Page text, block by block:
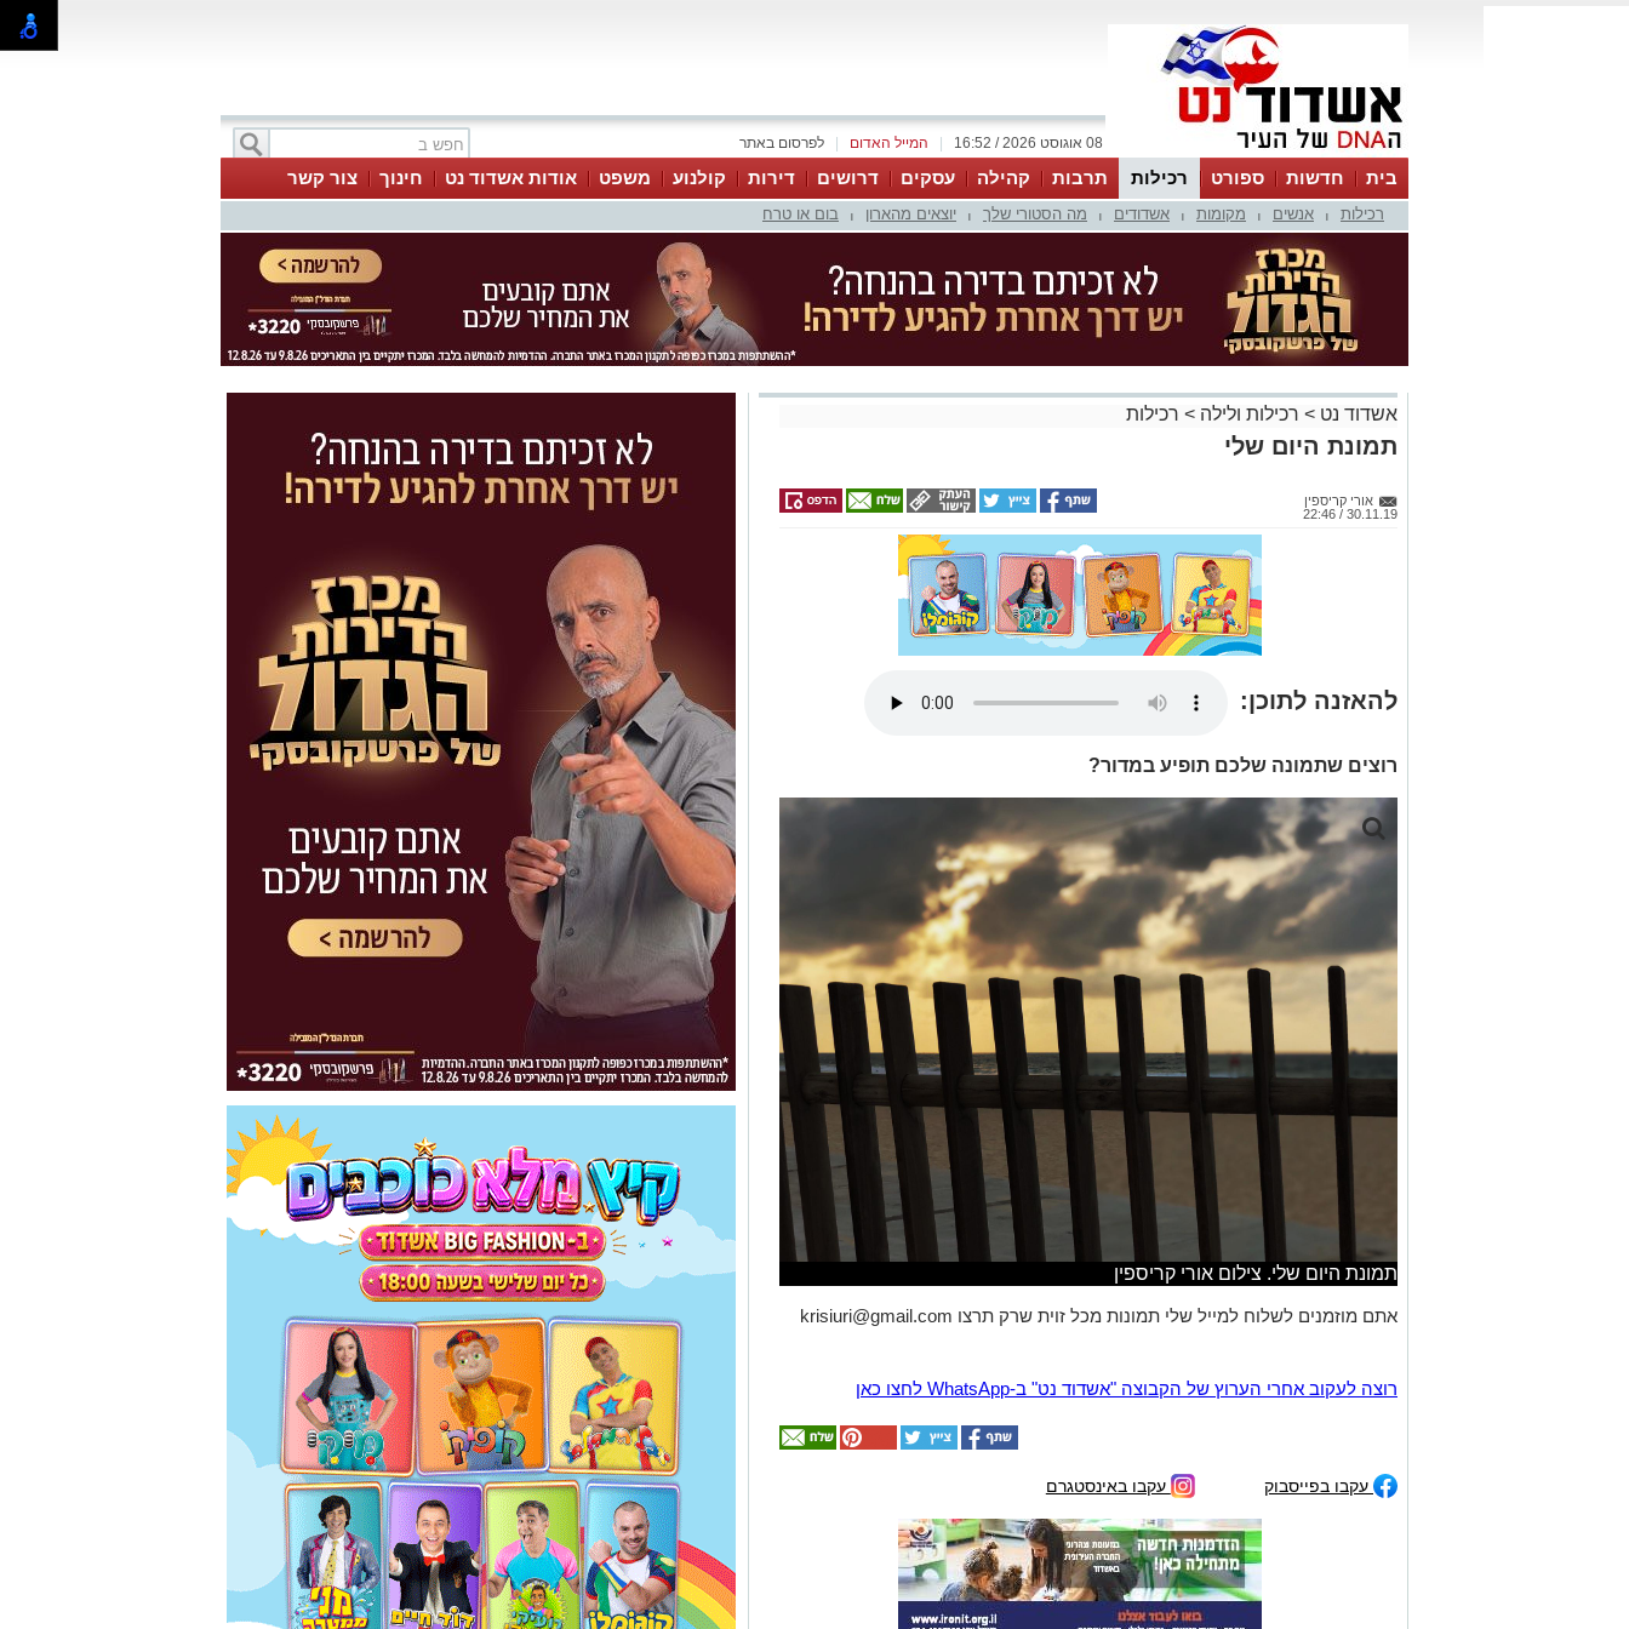
לפרסום באתר המייל האדום 08 אוגוסט 2026 / 16:52
בית חדשות ספורט רכילות תרבות קהילה עסקים דרושים דירות קולנוע משפט אודות אשדוד נט חינוך צור קשר
רכילות אנשים מקומות אשדודים מה הסטורי שלך יוצאים מהארון בום או טרח
אשדוד נט > רכילות ולילה > רכילות
תמונת היום שלי
אורי קריספין
30.11.19 / 22:46
להאזנה לתוכן:
רוצים שתמונה שלכם תופיע במדור?
תמונת היום שלי. צילום אורי קריספין
אתם מוזמנים לשלוח למייל שלי תמונות מכל זוית שרק תרצו krisiuri@gmail.com
רוצה לעקוב אחרי הערוץ של הקבוצה "אשדוד נט" ב-WhatsApp לחצו כאן
עקבו בפייסבוק עקבו באינסטגרם